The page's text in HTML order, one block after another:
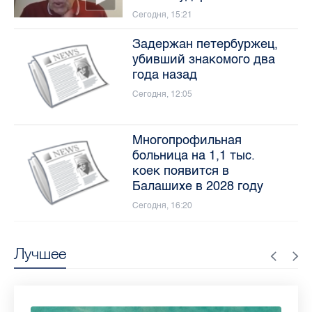
Лучшее
Сегодня, 15:21
Задержан петербуржец,
убивший знакомого два
года назад
Сегодня, 12:05
Многопрофильная
больница на 1,1 тыс.
коек появится в
Балашихе в 2028 году
Сегодня, 16:20